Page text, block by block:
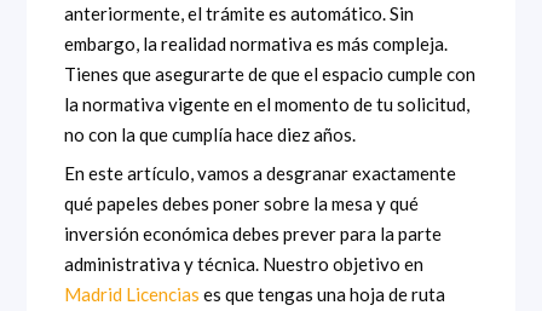
anteriormente, el trámite es automático. Sin
embargo, la realidad normativa es más compleja.
Tienes que asegurarte de que el espacio cumple con
la normativa vigente en el momento de tu solicitud,
no con la que cumplía hace diez años.
En este artículo, vamos a desgranar exactamente
qué papeles debes poner sobre la mesa y qué
inversión económica debes prever para la parte
administrativa y técnica. Nuestro objetivo en
Madrid Licencias es que tengas una hoja de ruta